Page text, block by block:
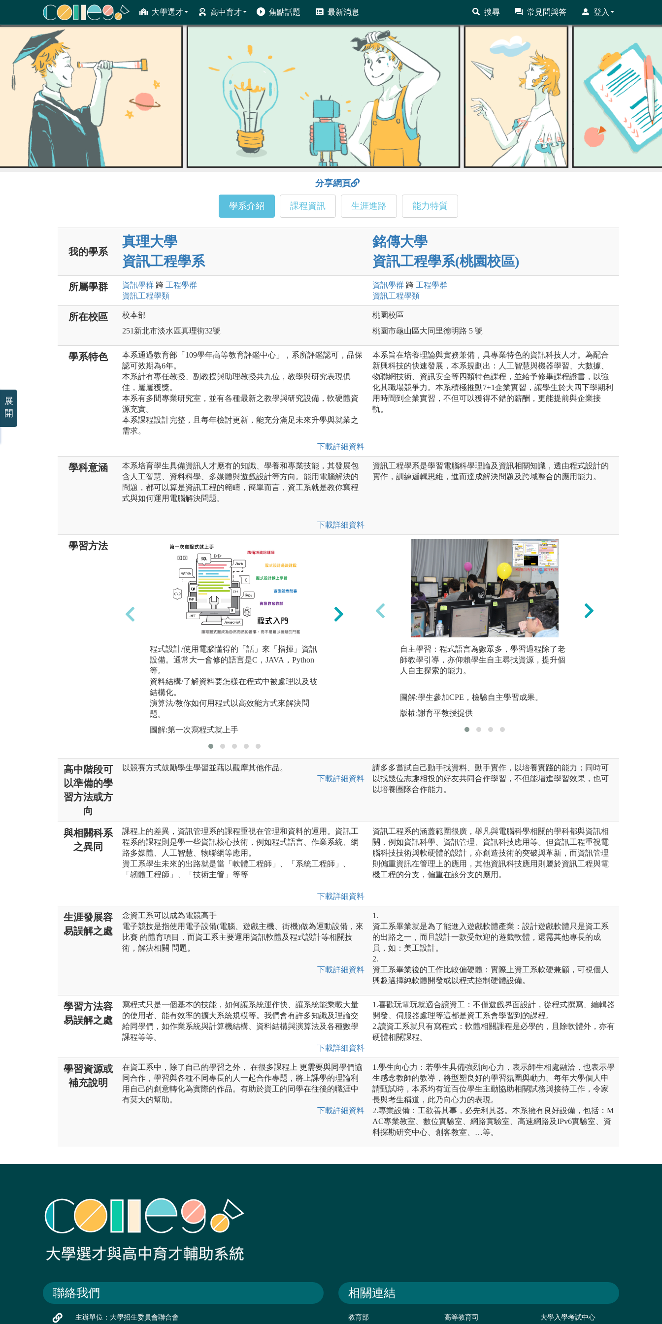
大學選才 高中育才 焦點話題 最新消息 搜尋 常見問與答 登入
ColleGo! 大學選才與高中育才輔助系統
分享網頁
學系介紹 課程資訊 生涯進路 能力特質
我的學系
真理大學
資訊工程學系
銘傳大學
資訊工程學系(桃園校區)
所屬學群 資訊學群 跨 工程學群
資訊工程學類
資訊學群 跨 工程學群
資訊工程學類
所在校區
校本部
251新北市淡水區真理街32號
桃園校區
桃園市龜山區大同里德明路 5 號
學系特色
本系通過教育部「109學年高等教育評鑑中心」，系所評鑑認可，品保
認可效期為6年。
本系計有專任教授、副教授與助理教授共九位，教學與研究表現俱
佳，屢屢獲獎。
本系有多間專業研究室，並有各種最新之教學與研究設備，軟硬體資
源充實。
本系課程設計完整，且每年檢討更新，能充分滿足未來升學與就業之
需求。
下載詳細資料
本系旨在培養理論與實務兼備，具專業特色的資訊科技人才。為配合
新興科技的快速發展，本系規劃出：人工智慧與機器學習、大數據、
物聯網技術、資訊安全等四類特色課程，並給予修畢課程證書，以強
化其職場競爭力。本系積極推動7+1企業實習，讓學生於大四下學期利
用時間到企業實習，不但可以獲得不錯的薪酬，更能提前與企業接
軌。
學科意涵
本系培育學生具備資訊人才應有的知識、學養和專業技能，其發展包
含人工智慧、資料科學、多媒體與遊戲設計等方向。能用電腦解決的
問題，都可以算是資訊工程的範疇，簡單而言，資工系就是教你寫程
式與如何運用電腦解決問題。
下載詳細資料
資訊工程學系是學習電腦科學理論及資訊相關知識，透由程式設計的
實作，訓練邏輯思維，進而達成解決問題及跨域整合的應用能力。
學習方法
程式設計/使用電腦懂得的「話」來「指揮」資訊
設備。通常大一會修的語言是C，JAVA，Python
等。
資料結構/了解資料要怎樣在程式中被處理以及被
結構化。
演算法/教你如何用程式以高效能方式來解決問
題。
圖解:第一次寫程式就上手
專題實作/各組學生跟隨系上老師的指導，一同討
論與製作出專題作品，實作過程中訓練學生團隊
合作之能力，整合課程的學識，最後藉由分組報
力。此學習方法有課程小專題實作、畢業專題實
作兩種。
自主學習：程式語言為數眾多，學習過程除了老
師教學引導，亦仰賴學生自主尋找資源，提升個
人自主探索的能力。
圖解:學生參加CPE，檢驗自主學習成果。
版權:謝育平教授提供
高中階段可
以準備的學
習方法或方
向
以競賽方式鼓勵學生學習並藉以觀摩其他作品。
下載詳細資料
請多多嘗試自己動手找資料、動手實作，以培養實踐的能力；同時可
以找幾位志趣相投的好友共同合作學習，不但能增進學習效果，也可
以培養團隊合作能力。
與相關科系
之異同
課程上的差異，資訊管理系的課程重視在管理和資料的運用。資訊工
程系的課程則是學一些資訊核心技術，例如程式語言、作業系統、網
路多媒體、人工智慧、物聯網等應用。
資工系學生未來的出路就是當「軟體工程師」、「系統工程師」、
「韌體工程師」、「技術主管」等等
下載詳細資料
資訊工程系的涵蓋範圍很廣，舉凡與電腦科學相關的學科都與資訊相
關，例如資訊科學、資訊管理、資訊科技應用等。但資訊工程重視電
腦科技技術與軟硬體的設計，亦創造技術的突破與革新，而資訊管理
則偏重資訊在管理上的應用，其他資訊科技應用則屬於資訊工程與電
機工程的分支，偏重在該分支的應用。
生涯發展容
易誤解之處
念資工系可以成為電競高手
電子競技是指使用電子設備(電腦、遊戲主機、街機)做為運動設備，來
比賽 的體育項目，而資工系主要運用資訊軟體及程式設計等相關技
術，解決相關 問題。
下載詳細資料
1.
資工系畢業就是為了能進入遊戲軟體產業：設計遊戲軟體只是資工系
的出路之一，而且設計一款受歡迎的遊戲軟體，還需其他專長的成
員，如：美工設計。
2.
資工系畢業後的工作比較偏硬體：實際上資工系軟硬兼顧，可視個人
興趣選擇純軟體開發或以程式控制硬體設備。
學習方法容
易誤解之處
寫程式只是一個基本的技能，如何讓系統運作快、讓系統能乘載大量
的使用者、能有效率的擴大系統規模等。我們會有許多知識及理論交
給同學們，如作業系統與計算機結構、資料結構與演算法及各種數學
課程等等。
下載詳細資料
1.喜歡玩電玩就適合讀資工：不僅遊戲界面設計，從程式撰寫、編輯器
開發、伺服器處理等這都是資工系會學習到的課程。
2.讀資工系就只有寫程式：軟體相關課程是必學的，且除軟體外，亦有
硬體相關課程。
學習資源或
補充說明
在資工系中，除了自己的學習之外， 在很多課程上 更需要與同學們協
同合作，學習與各種不同專長的人一起合作專題，將上課學的理論利
用自己的創意轉化為實際的作品。有助於資工的同學在往後的職涯中
有莫大的幫助。
下載詳細資料
1.學生向心力：若學生具備強烈向心力，表示師生相處融洽，也表示學
生感念教師的教導，將型塑良好的學習氛圍與動力。每年大學個人申
請甄試時，本系均有近百位學生主動協助相關試務與接待工作，令家
長與考生稱道，此乃向心力的表現。
2.專業設備：工欲善其事，必先利其器。本系擁有良好設備，包括：M
AC專業教室、數位實驗室、網路實驗室、高速網路及IPv6實驗室、資
料探勘研究中心、創客教室、…等。
聯絡我們
主辦單位：大學招生委員會聯合會
相關連結
教育部 高等教育司 大學入學考試中心
展
開